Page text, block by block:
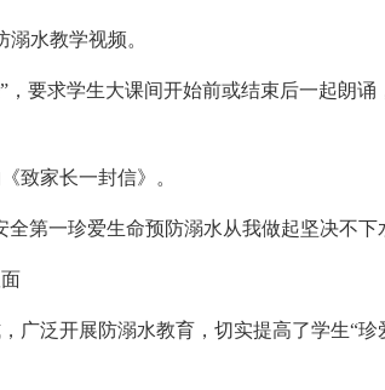
水教学视频。
，要求学生大课间开始前或结束后一起朗
致家长一封信》。
第一珍爱生命预防溺水从我做起坚决不下
广泛开展防溺水教育，切实提高了学生“珍